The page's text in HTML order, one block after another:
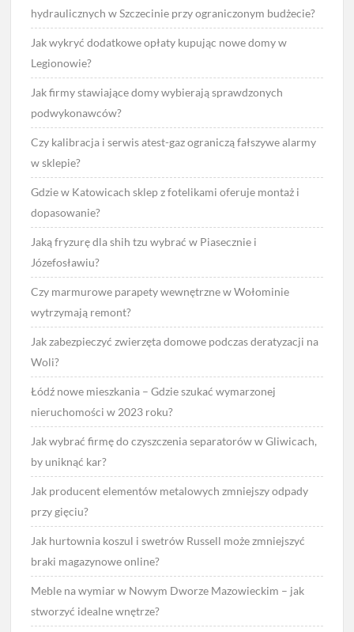
hydraulicznych w Szczecinie przy ograniczonym budżecie?
Jak wykryć dodatkowe opłaty kupując nowe domy w
Legionowie?
Jak firmy stawiające domy wybierają sprawdzonych
podwykonawców?
Czy kalibracja i serwis atest-gaz ograniczą fałszywe alarmy
w sklepie?
Gdzie w Katowicach sklep z fotelikami oferuje montaż i
dopasowanie?
Jaką fryzurę dla shih tzu wybrać w Piasecznie i
Józefosławiu?
Czy marmurowe parapety wewnętrzne w Wołominie
wytrzymają remont?
Jak zabezpieczyć zwierzęta domowe podczas deratyzacji na
Woli?
Łódź nowe mieszkania – Gdzie szukać wymarzonej
nieruchomości w 2023 roku?
Jak wybrać firmę do czyszczenia separatorów w Gliwicach,
by uniknąć kar?
Jak producent elementów metalowych zmniejszy odpady
przy gięciu?
Jak hurtownia koszul i swetrów Russell może zmniejszyć
braki magazynowe online?
Meble na wymiar w Nowym Dworze Mazowieckim – jak
stworzyć idealne wnętrze?